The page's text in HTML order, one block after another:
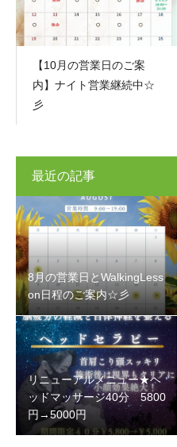
【10月の営業日のご案
内】ナイト営業継続中☆
彡
最近の記事
8月の営業日とWalkingLess
on日程のご案内☆彡
リニューアルメニュー★ヘ
ッドマッサージ40分 5800
円→5000円